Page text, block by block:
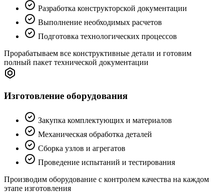
Разработка конструкторской документации
Выполнение необходимых расчетов
Подготовка технологических процессов
Прорабатываем все конструктивные детали и готовим
полный пакет технической документации
Изготовление оборудования
Закупка комплектующих и материалов
Механическая обработка деталей
Сборка узлов и агрегатов
Проведение испытаний и тестирования
Производим оборудование с контролем качества на каждом
этапе изготовления